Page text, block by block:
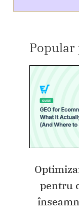
Popular
pentru